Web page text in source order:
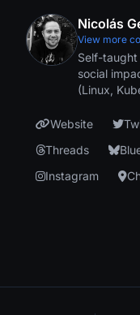
Nicolás
View more
Self-taught
social
(Linux,
Website
Threads
Instagram